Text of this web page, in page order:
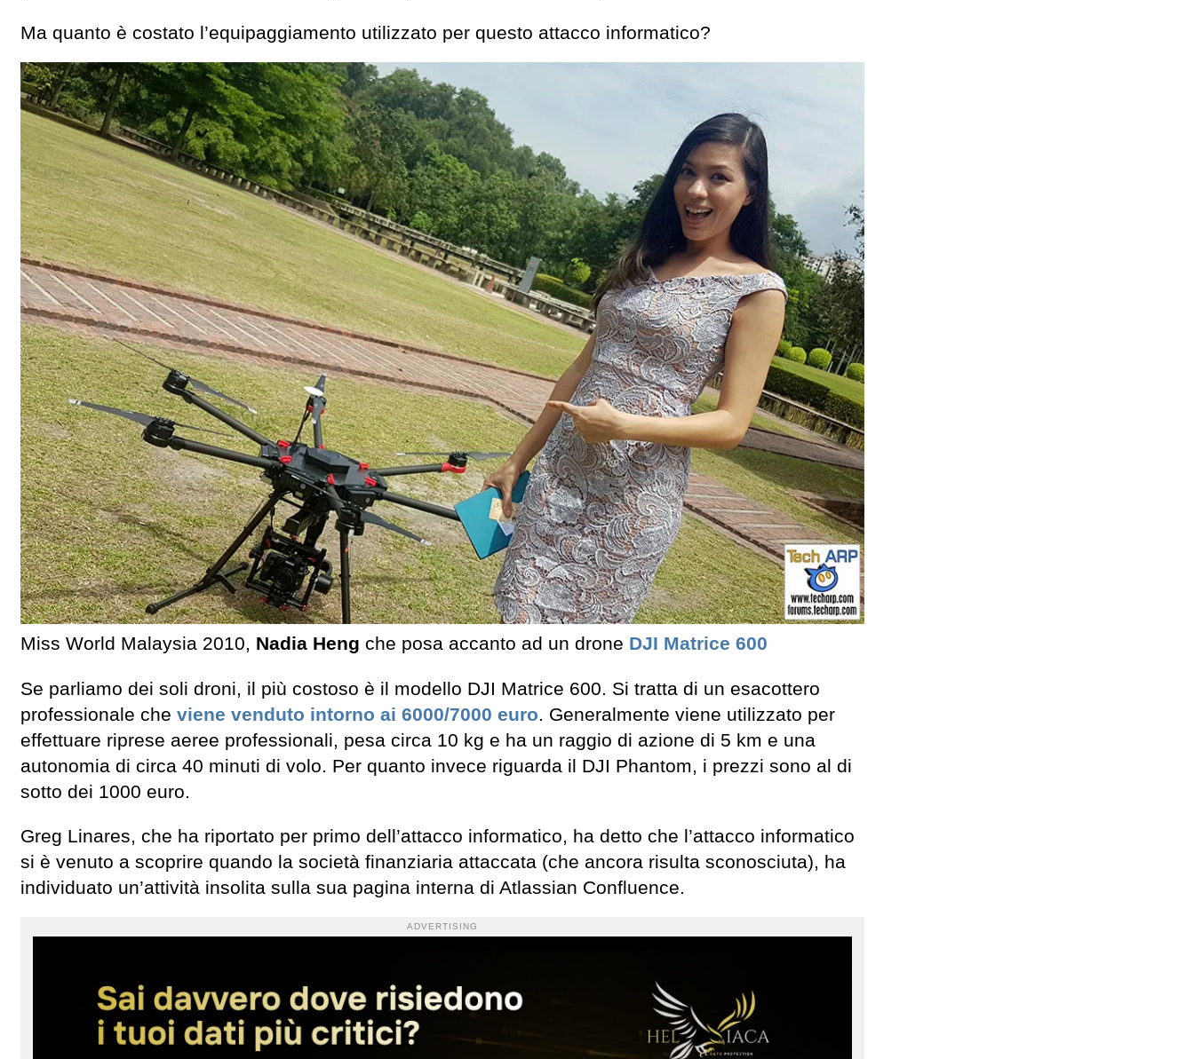
Ma quanto è costato l’equipaggiamento utilizzato per questo attacco informatico?
Miss World Malaysia 2010, Nadia Heng che posa accanto ad un drone DJI Matrice 600
Se parliamo dei soli droni, il più costoso è il modello DJI Matrice 600. Si tratta di un esacottero
professionale che viene venduto intorno ai 6000/7000 euro. Generalmente viene utilizzato per
effettuare riprese aeree professionali, pesa circa 10 kg e ha un raggio di azione di 5 km e una
autonomia di circa 40 minuti di volo. Per quanto invece riguarda il DJI Phantom, i prezzi sono al di
sotto dei 1000 euro.
Greg Linares, che ha riportato per primo dell’attacco informatico, ha detto che l’attacco informatico
si è venuto a scoprire quando la società finanziaria attaccata (che ancora risulta sconosciuta), ha
individuato un’attività insolita sulla sua pagina interna di Atlassian Confluence.
ADVERTISING